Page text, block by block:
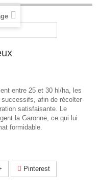
entre 25 et 30 hl/ha, les
afin de récolter
satisfaisante. Le
la Garonne, ce qui lui
formidable.
Pinterest